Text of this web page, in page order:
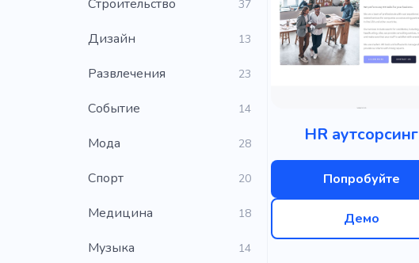
Строительство 37
Дизайн 13
Развлечения 23
Событие 14
Мода 28
Cпорт 20
Медицина 18
Музыка 14
HR аутсорсинг
Попробуйте
Демо